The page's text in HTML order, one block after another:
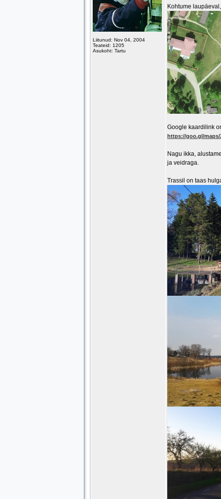
Liitunud: Nov 04, 2004
Teateid: 1205
Asukoht: Tartu
Kohtume
Google kaardilink
https://goo.gl/maps/
Nagu ikka,
ja veidraga.
Trassil on taas